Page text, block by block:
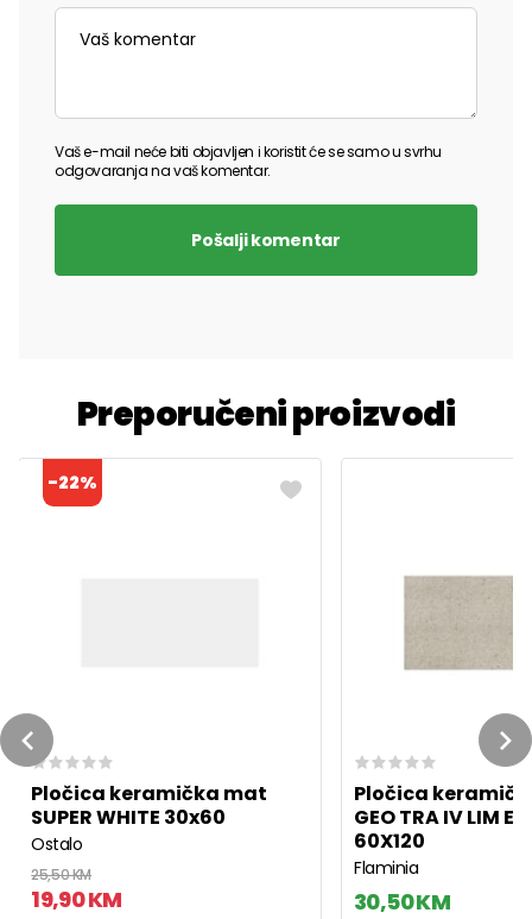
Vaš e-mail neće biti objavljen i koristit će se samo u svrhu
odgovaranja na vaš komentar.
Pošalji komentar
Preporučeni proizvodi
-22%
Pločica keramička mat
SUPER WHITE 30x60
Ostalo
25,50 KM
19,90 KM
Pločica
GEO TRA IV LIM
60X120
Flaminia
30,50 KM
Previous